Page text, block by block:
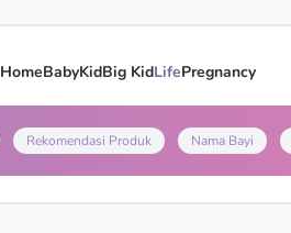
HomeBabyKidBig KidLifePregnancy
Rekomendasi Produk Nama Bayi